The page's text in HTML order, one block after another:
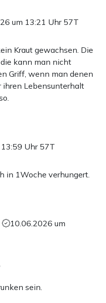
um 13:21 Uhr 57T
Kraut gewachsen. Die
die kann man nicht
Griff, wenn man denen
ihren Lebensunterhalt
Uhr 57T
in 1Woche verhungert.
10.06.2026 um
sein.